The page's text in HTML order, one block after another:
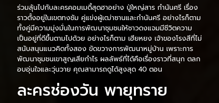
ร่วมลุ้นไปกับละครคอมเมดี้สุดฮาอย่าง ปู่ใหญ่สาร กำนันศรี เรื่อง
ราวตั้งอยู่ในเขตทงชัม คู่แข่งผู้เฒ่าซานและกำนันศรี อย่างไรก็ตาม
ทั้งคู่มีความมุ่งมั่นในการพัฒนาชุมชนให้ชาวดงแจมมีชีวิตความ
เป็นอยู่ที่ดีขึ้นตามไปด้วย อย่างไรก็ตาม เฮียหยง เจ้าของโรงสีที่ไม่
สนับสนุนแนวคิดทั้งสอง ขัดขวางการพัฒนาหมู่บ้าน เพราะการ
พัฒนาชุมชนเขาสูญเสียกำไร ผลลัพธ์ที่ได้คือเรื่องราวที่สนุก ตลก
อบอุ่นใจและวุ่นวาย คุณสามารถดูได้สูงสุด 40 ตอน
ละครช่องวัน พายุทราย